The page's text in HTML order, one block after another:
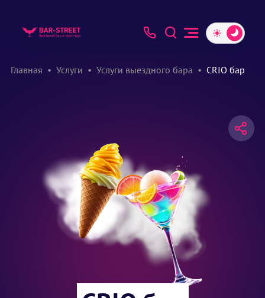
Главная Услуги Услуги выездного бара CRIO бар